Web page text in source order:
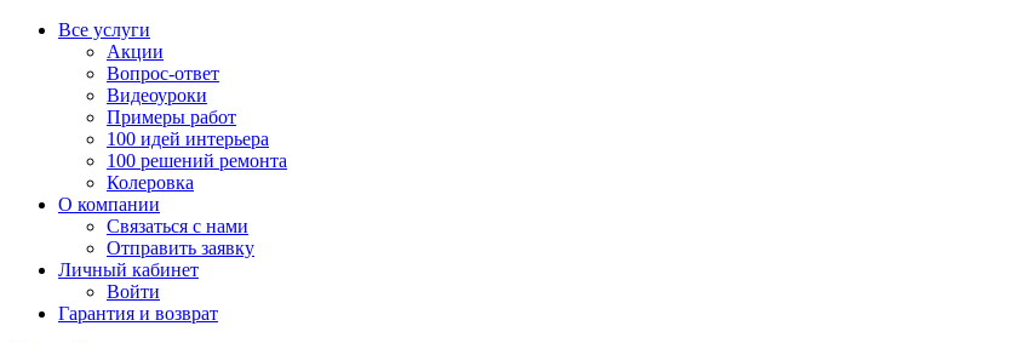
Все услуги
Акции
Вопрос-ответ
Видеоуроки
Примеры работ
100 идей интерьера
100 решений ремонта
Колеровка
О компании
Связаться с нами
Отправить заявку
Личный кабинет
Войти
Гарантия и возврат